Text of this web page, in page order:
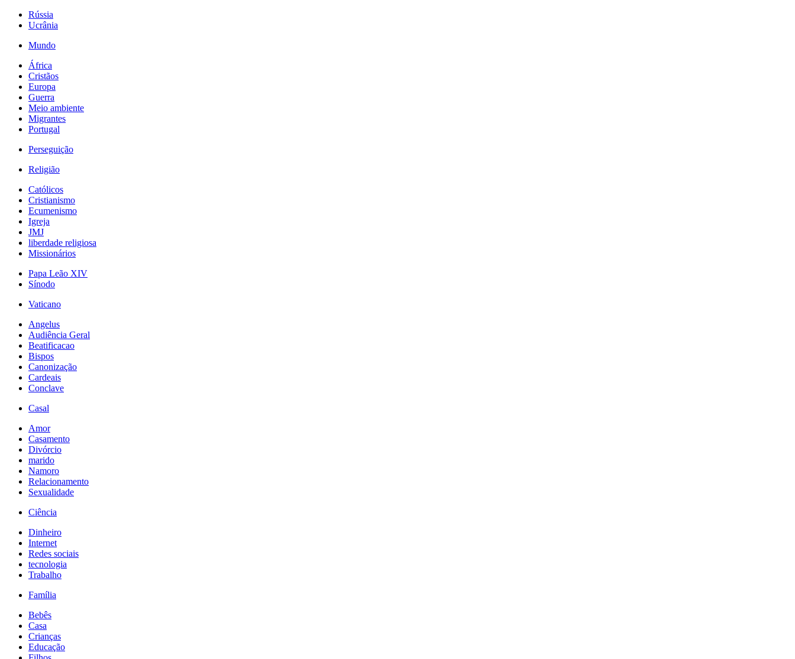
Rússia
Ucrânia
Mundo
África
Cristãos
Europa
Guerra
Meio ambiente
Migrantes
Portugal
Perseguição
Religião
Católicos
Cristianismo
Ecumenismo
Igreja
JMJ
liberdade religiosa
Missionários
Papa Leão XIV
Sínodo
Vaticano
Angelus
Audiência Geral
Beatificacao
Bispos
Canonização
Cardeais
Conclave
Casal
Amor
Casamento
Divórcio
marido
Namoro
Relacionamento
Sexualidade
Ciência
Dinheiro
Internet
Redes sociais
tecnologia
Trabalho
Família
Bebês
Casa
Crianças
Educação